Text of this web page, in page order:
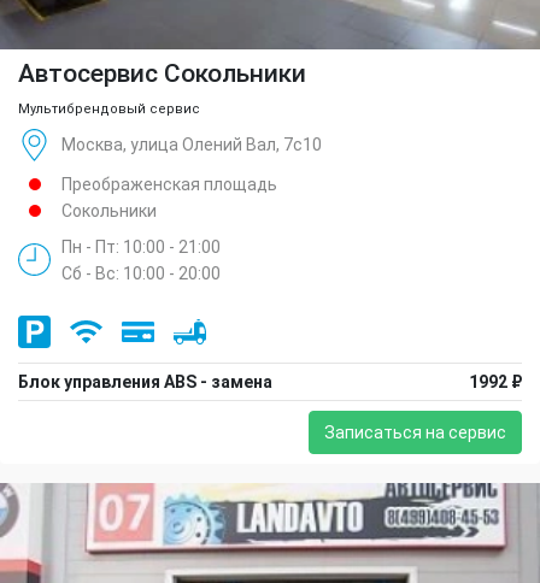
Автосервис Сокольники
Мультибрендовый сервис
Москва, улица Олений Вал, 7с10
Преображенская площадь
Сокольники
Пн - Пт: 10:00 - 21:00
Сб - Вс: 10:00 - 20:00
Блок управления ABS - замена 1992 ₽
Записаться на сервис